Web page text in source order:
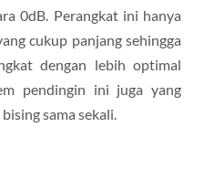
0dB. Perangkat ini hanya
cukup panjang sehingga
dengan lebih optimal
pendingin ini juga yang
sama sekali.